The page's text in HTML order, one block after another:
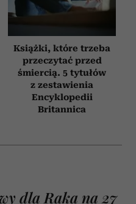
Książki, które trzeba
przeczytać przed
śmiercią. 5 tytułów
z zestawienia
Encyklopedii
Britannica
dla Raka na 27